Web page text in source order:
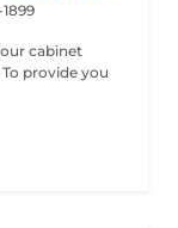
cabinet
provide you